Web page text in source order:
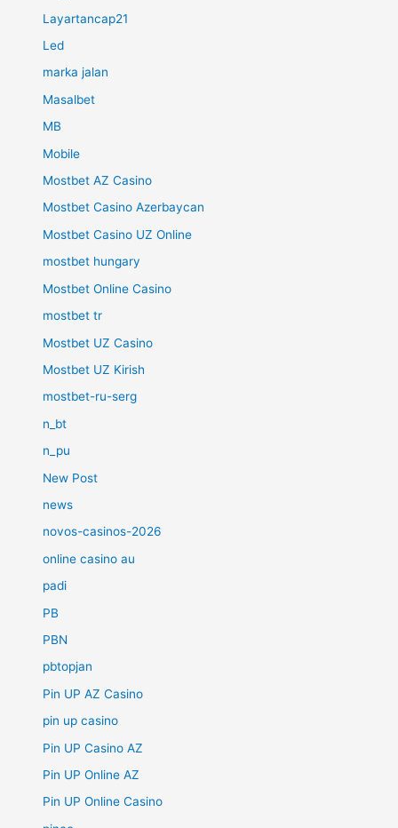
Layartancap21
Led
marka jalan
Masalbet
MB
Mobile
Mostbet AZ Casino
Mostbet Casino Azerbaycan
Mostbet Casino UZ Online
mostbet hungary
Mostbet Online Casino
mostbet tr
Mostbet UZ Casino
Mostbet UZ Kirish
mostbet-ru-serg
n_bt
n_pu
New Post
news
novos-casinos-2026
online casino au
padi
PB
PBN
pbtopjan
Pin UP AZ Casino
pin up casino
Pin UP Casino AZ
Pin UP Online AZ
Pin UP Online Casino